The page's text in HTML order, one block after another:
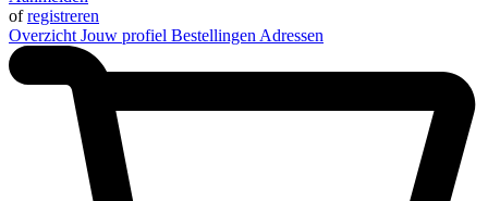
ofregistreren
Overzicht Jouw profiel Bestellingen Adressen